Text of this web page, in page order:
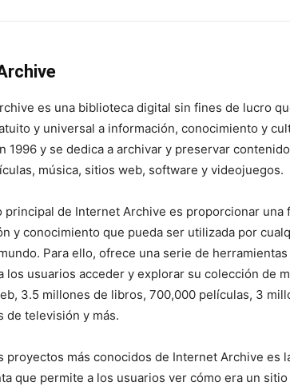
es una biblioteca digital sin fines de lucro
y universal a información, conocimiento y
1996 y se dedica a archivar y preservar
música, sitios web, software y videojuegos.
principal de Internet Archive es proporcionar una
y conocimiento que pueda ser utilizada por
Para ello, ofrece una serie de
los usuarios acceder y explorar su colección de
3.5 millones de libros, 700,000 películas, 3
de televisión y más.
proyectos más conocidos de Internet Archive es
que permite a los usuarios ver cómo era un sitio